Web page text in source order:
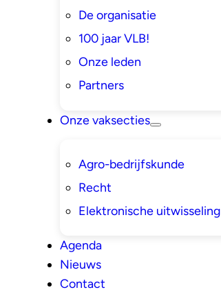
De organisatie
100 jaar VLB!
Onze leden
Partners
Onze vaksecties
Agro-bedrijfskunde
Recht
Elektronische uitwisseling
Agenda
Nieuws
Contact